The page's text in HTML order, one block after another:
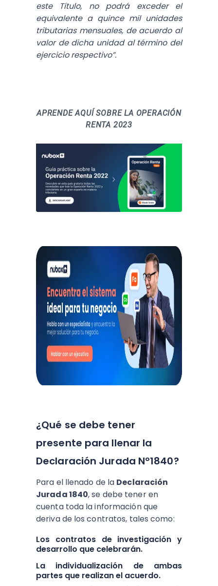
este Título, no podrá exceder el
equivalente a quince mil unidades
tributarias mensuales, de acuerdo al
valor de dicha unidad al término del
ejercicio respectivo”.
APRENDE AQUÍ SOBRE LA OPERACIÓN
RENTA 2023
¿Qué se debe tener
presente para llenar la
Declaración Jurada N°1840?
Para el llenado de la Declaración
Jurada 1840, se debe tener en
cuenta toda la información que
deriva de los contratos, tales como:
Los contratos de investigación y
desarrollo que celebrarán.
La individualización de ambas
partes que realizan el acuerdo.